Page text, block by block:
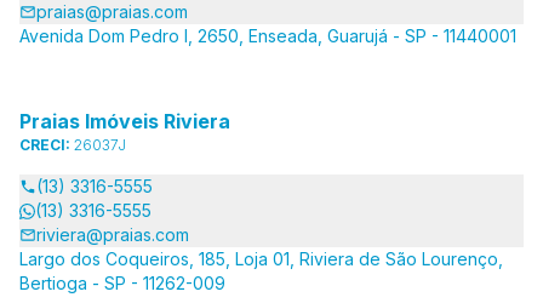
praias@praias.com
Avenida Dom Pedro I, 2650, Enseada, Guarujá - SP - 11440001
Praias Imóveis Riviera
CRECI: 26037J
(13) 3316-5555
(13) 3316-5555
riviera@praias.com
Largo dos Coqueiros, 185, Loja 01, Riviera de São Lourenço,
Bertioga - SP - 11262-009